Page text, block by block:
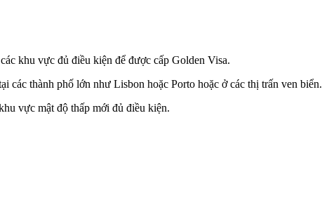
khu vực đủ điều kiện để được cấp Golden Visa.
các thành phố lớn như Lisbon hoặc Porto hoặc ở các thị trấn ven biển.
vực mật độ thấp mới đủ điều kiện.